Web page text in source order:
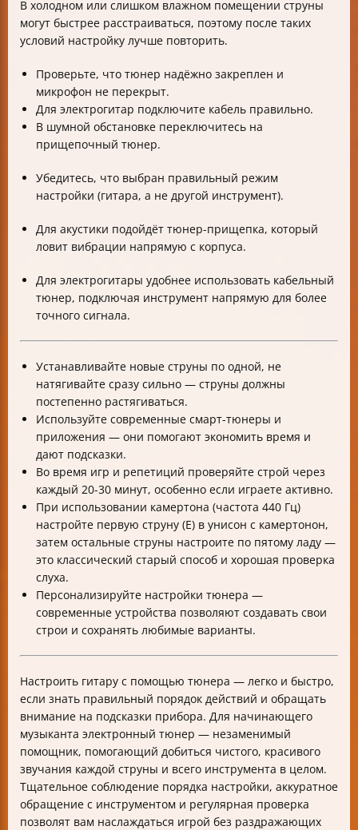
В холодном или слишком влажном помещении струны
могут быстрее расстраиваться, поэтому после таких
условий настройку лучше повторить.
Проверьте, что тюнер надёжно закреплен и
микрофон не перекрыт.
Для электрогитар подключите кабель правильно.
В шумной обстановке переключитесь на
прищепочный тюнер.
Убедитесь, что выбран правильный режим
настройки (гитара, а не другой инструмент).
Для акустики подойдёт тюнер-прищепка, который
ловит вибрации напрямую с корпуса.
Для электрогитары удобнее использовать кабельный
тюнер, подключая инструмент напрямую для более
точного сигнала.
Устанавливайте новые струны по одной, не
натягивайте сразу сильно — струны должны
постепенно растягиваться.
Используйте современные смарт-тюнеры и
приложения — они помогают экономить время и
дают подсказки.
Во время игр и репетиций проверяйте строй через
каждый 20-30 минут, особенно если играете активно.
При использовании камертона (частота 440 Гц)
настройте первую струну (E) в унисон с камертонон,
затем остальные струны настроите по пятому ладу —
это классический старый способ и хорошая проверка
слуха.
Персонализируйте настройки тюнера —
современные устройства позволяют создавать свои
строи и сохранять любимые варианты.
Настроить гитару с помощью тюнера — легко и быстро,
если знать правильный порядок действий и обращать
внимание на подсказки прибора. Для начинающего
музыканта электронный тюнер — незаменимый
помощник, помогающий добиться чистого, красивого
звучания каждой струны и всего инструмента в целом.
Тщательное соблюдение порядка настройки, аккуратное
обращение с инструментом и регулярная проверка
позволят вам наслаждаться игрой без раздражающих